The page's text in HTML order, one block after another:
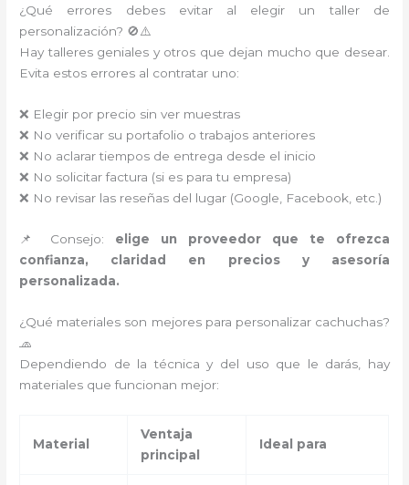
¿Qué errores debes evitar al elegir un taller de
personalización? 🚫⚠️
Hay talleres geniales y otros que dejan mucho que desear.
Evita estos errores al contratar uno:
❌ Elegir por precio sin ver muestras
❌ No verificar su portafolio o trabajos anteriores
❌ No aclarar tiempos de entrega desde el inicio
❌ No solicitar factura (si es para tu empresa)
❌ No revisar las reseñas del lugar (Google, Facebook, etc.)
📌 Consejo: elige un proveedor que te ofrezca
confianza, claridad en precios y asesoría
personalizada.
¿Qué materiales son mejores para personalizar cachuchas?
🧢
Dependiendo de la técnica y del uso que le darás, hay
materiales que funcionan mejor:
Material
Ventaja
principal
Ideal para